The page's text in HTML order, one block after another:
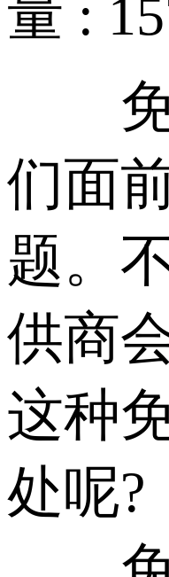
量 :
免
们面
题。
供商
这种
处呢?